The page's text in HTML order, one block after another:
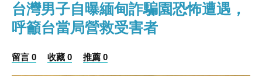
台灣男子自曝緬甸詐騙園恐怖遭遇，
呼籲台當局營救受害者
留言 0 收藏 0 推薦 0